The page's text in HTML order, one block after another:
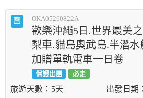
團 OKA05260822A
歡樂沖繩5日.世界最美
梨車.貓島奧武島.半潛
加贈單軌電車一日卷
保證出團 必走
5天